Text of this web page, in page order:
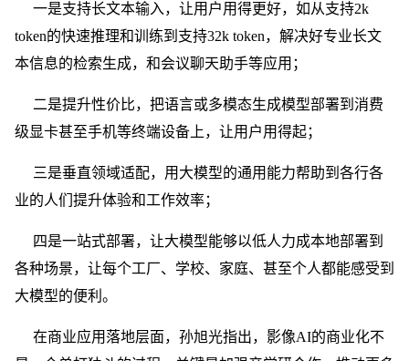
一是支持长文本输入，让用户用得更好，如从支持2k
token的快速推理和训练到支持32k token，解决好专业长文
本信息的检索生成，和会议聊天助手等应用；
二是提升性价比，把语言或多模态生成模型部署到消费
级显卡甚至手机等终端设备上，让用户用得起；
三是垂直领域适配，用大模型的通用能力帮助到各行各
业的人们提升体验和工作效率；
四是一站式部署，让大模型能够以低人力成本地部署到
各种场景，让每个工厂、学校、家庭、甚至个人都能感受到
大模型的便利。
在商业应用落地层面，孙旭光指出，影像AI的商业化不